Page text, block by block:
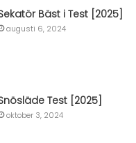
Bäst i Test [2025]
augusti 6, 2024
Test [2025]
oktober 3, 2024